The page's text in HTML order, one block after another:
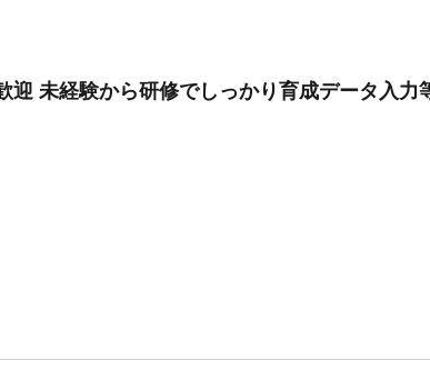
迎 未経験から研修でしっかり育成データ入力